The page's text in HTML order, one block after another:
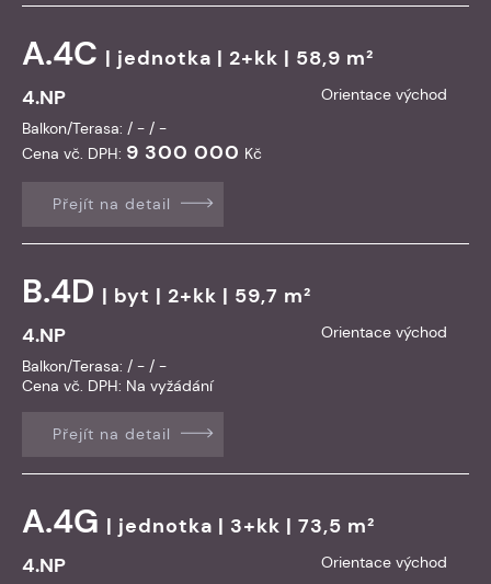
A.4C | jednotka | 2+kk | 58,9 m²
4.NP
Orientace východ
Balkon/Terasa: / - / -
Cena vč. DPH: 9 300 000 Kč
Přejít na detail
B.4D | byt | 2+kk | 59,7 m²
4.NP
Orientace východ
Balkon/Terasa: / - / -
Cena vč. DPH: Na vyžádání
Přejít na detail
A.4G | jednotka | 3+kk | 73,5 m²
4.NP
Orientace východ